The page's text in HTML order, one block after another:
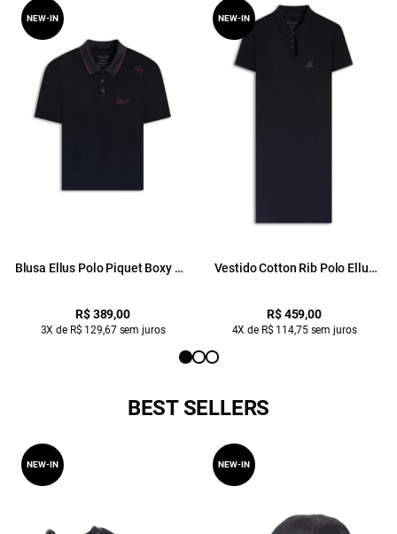
Blusa Ellus Polo Piquet Boxy Mc
R$ 389,00
3X de R$ 129,67 sem juros
NEW-IN
Vestido Cotton Rib Polo Ellus
R$ 459,00
4X de R$ 114,75 sem juros
NEW-IN
BEST SELLERS
NEW-IN NEW-IN